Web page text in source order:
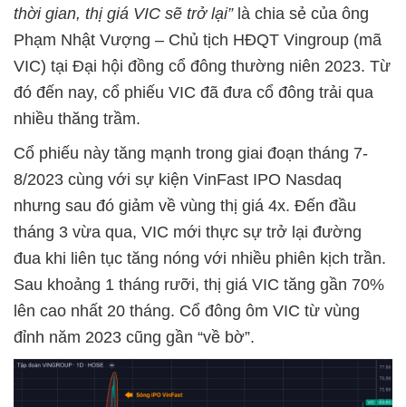
thời gian, thị giá VIC sẽ trở lại” là chia sẻ của ông
Phạm Nhật Vượng – Chủ tịch HĐQT Vingroup (mã
VIC) tại Đại hội đồng cổ đông thường niên 2023. Từ
đó đến nay, cổ phiếu VIC đã đưa cổ đông trải qua
nhiều thăng trầm.
Cổ phiếu này tăng mạnh trong giai đoạn tháng 7-
8/2023 cùng với sự kiện VinFast IPO Nasdaq
nhưng sau đó giảm về vùng thị giá 4x. Đến đầu
tháng 3 vừa qua, VIC mới thực sự trở lại đường
đua khi liên tục tăng nóng với nhiều phiên kịch trần.
Sau khoảng 1 tháng rưỡi, thị giá VIC tăng gần 70%
lên cao nhất 20 tháng. Cổ đông ôm VIC từ vùng
đỉnh năm 2023 cũng gần “về bờ”.